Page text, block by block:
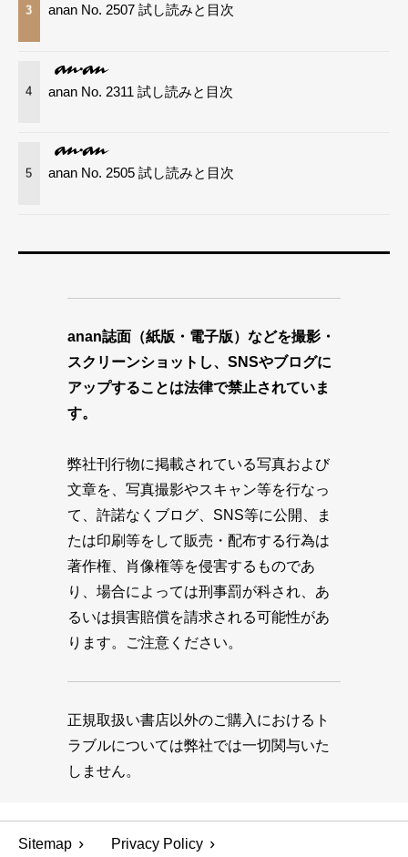
3 anan No. 2507 試し読みと目次
4 anan No. 2311 試し読みと目次
5 anan No. 2505 試し読みと目次
anan誌面（紙版・電子版）などを撮影・
スクリーンショットし、SNSやブログに
アップすることは法律で禁止されていま
す。
弊社刊行物に掲載されている写真および
文章を、写真撮影やスキャン等を行なっ
て、許諾なくブログ、SNS等に公開、ま
たは印刷等をして販売・配布する行為は
著作権、肖像権等を侵害するものであ
り、場合によっては刑事罰が科され、あ
るいは損害賠償を請求される可能性があ
ります。ご注意ください。
正規取扱い書店以外のご購入におけるト
ラブルについては弊社では一切関与いた
しません。
Sitemap Privacy Policy